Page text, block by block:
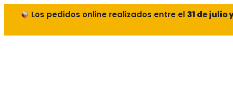
Los pedidos online realizados entre el 31 de julio